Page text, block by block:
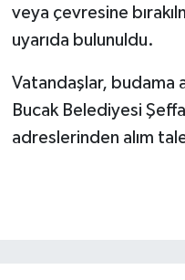
veya çevresine
uyarıda bulunuldu.
Vatandaşlar, budama
Bucak Belediyesi
adreslerinden alım